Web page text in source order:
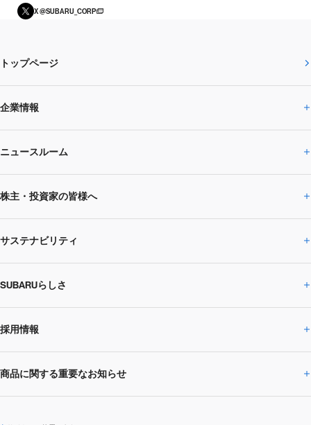
X @SUBARU_CORP
トップページ
企業情報
企業情報トップ
SUBARUのありたい姿
SUBARU 2025方針
事業所・関係会社
ニュースルーム
ニュースルームトップ
ニュースリリース
閉じる
株主・投資家の皆様へ
株主・投資家の皆様へトップ
企業・経営
IRライブラリー
株主・投資家サポート
サステナビリティ
サステナビリティトップ
CEOサステナビリティ
環境
SUBARUらしさ
SUBARUらしさトップ
SUBARUびと
採用情報
採用情報トップ
商品に関する重要なお知らせ